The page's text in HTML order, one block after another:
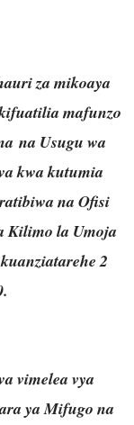
za mikoaya
mafunzo
na Usugu wa
kwa kutumia
na Ofisi
Kilimo la Umoja
2
vimelea vya
ya Mifugo na